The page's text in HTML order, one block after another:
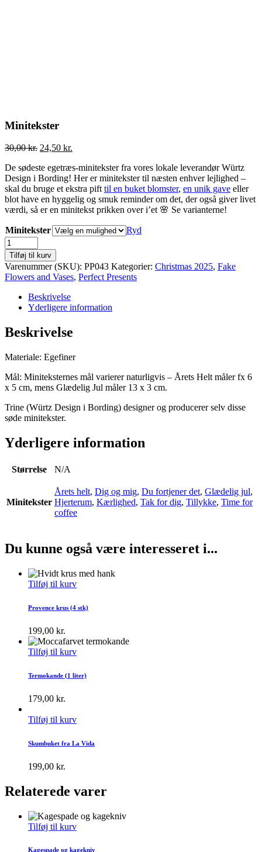
Minitekster
30,00kr. 24,50 kr.
De sødeste egetræs-minitekster fra vores lokale leverandør Würtz
Design i Bording! Her er minitekster til næsten enhver lejlighed –
skal du bruge et ekstra pifttil en buket blomster, en unik gave eller
blot have en hyggelig og smuk reminder om det, der også giver livet
værdi, så er en minitekst prikken over i’et 🌸 Se varianterne!
Minitekster
Ryd
Minitekster
quantity
Tilføj til kurv
Varenummer (SKU): PP043 Kategorier: Christmas 2025, Fake
Flowers and Vases, Perfect Presents
Beskrivelse
Yderligere information
Beskrivelse
Materiale: Egefiner
Mål: Miniteksternes mål varierer naturligvis – Årets Helt måler fx 6
x 5 cm, mens Glædelig Jul måler 13 x 3 cm.
Trine (Würtz Design i Bording) designer og producerer selv disse
søde minitekster.
Yderligere information
Størrelse N/A
Minitekster
Årets helt, Dig og mig, Du fortjener det, Glædelig jul,
Hjerterum, Kærlighed, Tak for dig, Tillykke, Time for
coffee
Du kunne også være interesseret i...
Tilføj til kurv
Provence krus (4 stk)
199,00 kr.
Tilføj til kurv
Termokande (1 liter)
179,00 kr.
Tilføj til kurv
Skumbuket fra La Vida
199,00 kr.
Relaterede varer
Tilføj til kurv
Kagespade og kagekniv